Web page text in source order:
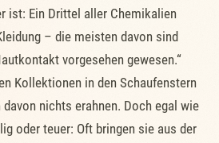
ist: Ein Drittel aller Chemikalien
– die meisten davon sind
vorgesehen gewesen.“
Kollektionen in den Schaufenstern
nichts erahnen. Doch egal wie
oder teuer: Oft bringen sie aus der